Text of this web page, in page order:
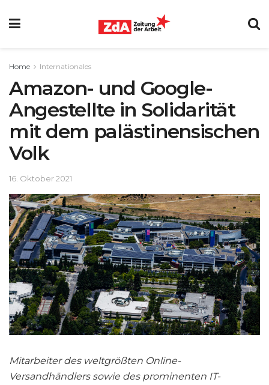
Home Internationales
Amazon- und Google-
Angestellte in Solidarität
mit dem palästinensischen
Volk
16. Oktober 2021
Mitarbeiter des weltgrößten Online-
Versandhändlers sowie des prominenten IT-